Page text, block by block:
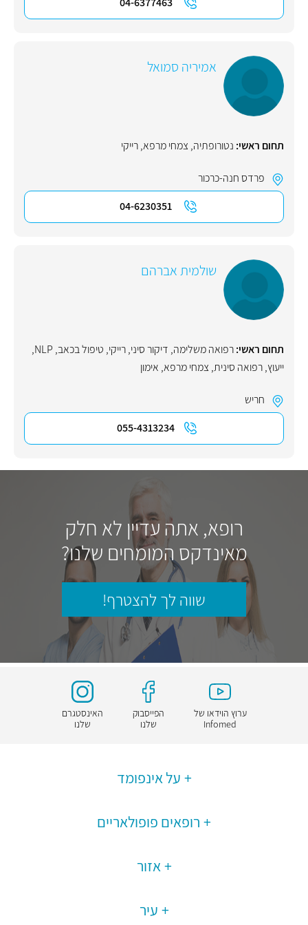
אמיריה סמואל
תחום ראשי: נטורופתיה, צמחי מרפא,רייקי
פרדס חנה-כרכור
04-6230351
שולמית אברהם
תחום ראשי:רפואה משלימה, דיקור סיני,רייקי, טיפול בכאב,
NLP
,
ייעוץ,רפואה סינית, צמחי מרפא, אימון
חריש
055-4313234
רופא, אתה עדיין לא חלק
מאינדקס המומחים שלנו?
שווה לך להצטרף!
ערוץ הוידאו של
Infomed
הפייסבוק
שלנו
האינסטגרם
שלנו
על אינפומד
רופאים פופולאריים
אזור
עיר